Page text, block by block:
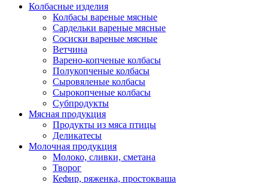
Колбасные изделия
Колбасы вареные мясные
Сардельки вареные мясные
Сосиски вареные мясные
Ветчина
Варено-копченые колбасы
Полукопченые колбасы
Сыровяленые колбасы
Сырокопченые колбасы
Субпродукты
Мясная продукция
Продукты из мяса птицы
Деликатесы
Молочная продукция
Молоко, сливки, сметана
Творог
Кефир, ряженка, простокваша